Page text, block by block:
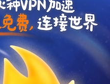
支持 [0] 反对 [0]
支持